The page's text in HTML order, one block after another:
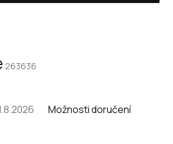
263636
Možnosti doručení